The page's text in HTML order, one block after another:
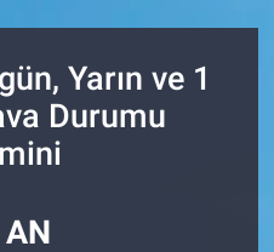
Yarın ve 1
Durumu